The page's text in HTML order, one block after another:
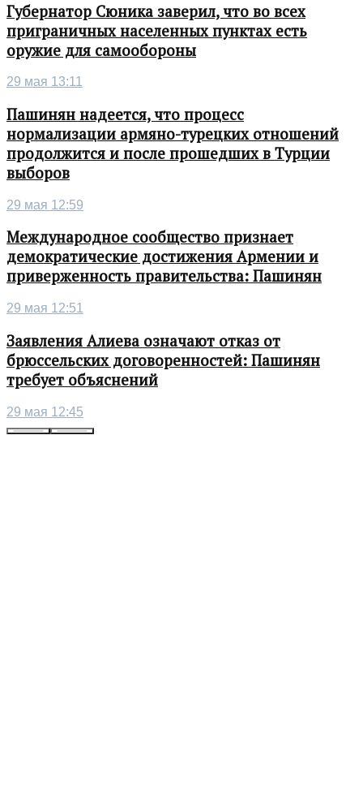
Губернатор Сюника заверил, что во всех
приграничных населенных пунктах есть
оружие для самообороны
29 мая 13:11
Пашинян надеется, что процесс
нормализации армяно-турецких отношений
продолжится и после прошедших в Турции
выборов
29 мая 12:59
Международное сообщество признает
демократические достижения Армении и
приверженность правительства: Пашинян
29 мая 12:51
Заявления Алиева означают отказ от
брюссельских договоренностей: Пашинян
требует объяснений
29 мая 12:45